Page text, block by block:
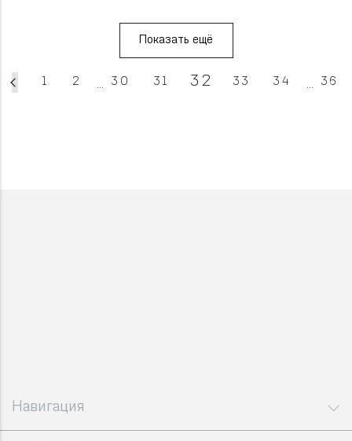
Показать ещё
1 2 ... 30 31 32 33 34 ... 36
Навигация